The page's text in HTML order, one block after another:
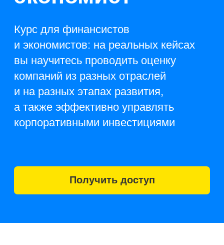
корпоративными инвестициями
Получить доступ